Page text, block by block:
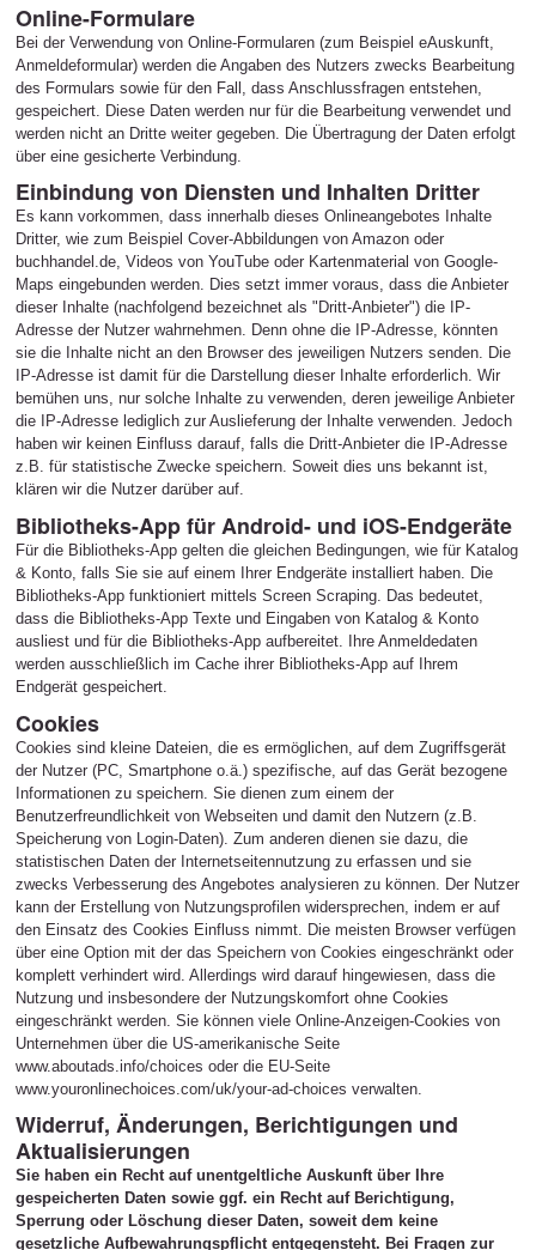
Online-Formulare
Bei der Verwendung von Online-Formularen (zum Beispiel eAuskunft,
Anmeldeformular) werden die Angaben des Nutzers zwecks Bearbeitung
des Formulars sowie für den Fall, dass Anschlussfragen entstehen,
gespeichert. Diese Daten werden nur für die Bearbeitung verwendet und
werden nicht an Dritte weiter gegeben. Die Übertragung der Daten erfolgt
über eine gesicherte Verbindung.
Einbindung von Diensten und Inhalten Dritter
Es kann vorkommen, dass innerhalb dieses Onlineangebotes Inhalte
Dritter, wie zum Beispiel Cover-Abbildungen von Amazon oder
buchhandel.de, Videos von YouTube oder Kartenmaterial von Google-
Maps eingebunden werden. Dies setzt immer voraus, dass die Anbieter
dieser Inhalte (nachfolgend bezeichnet als "Dritt-Anbieter") die IP-
Adresse der Nutzer wahrnehmen. Denn ohne die IP-Adresse, könnten
sie die Inhalte nicht an den Browser des jeweiligen Nutzers senden. Die
IP-Adresse ist damit für die Darstellung dieser Inhalte erforderlich. Wir
bemühen uns, nur solche Inhalte zu verwenden, deren jeweilige Anbieter
die IP-Adresse lediglich zur Auslieferung der Inhalte verwenden. Jedoch
haben wir keinen Einfluss darauf, falls die Dritt-Anbieter die IP-Adresse
z.B. für statistische Zwecke speichern. Soweit dies uns bekannt ist,
klären wir die Nutzer darüber auf.
Bibliotheks-App für Android- und iOS-Endgeräte
Für die Bibliotheks-App gelten die gleichen Bedingungen, wie für Katalog
& Konto, falls Sie sie auf einem Ihrer Endgeräte installiert haben. Die
Bibliotheks-App funktioniert mittels Screen Scraping. Das bedeutet,
dass die Bibliotheks-App Texte und Eingaben von Katalog & Konto
ausliest und für die Bibliotheks-App aufbereitet. Ihre Anmeldedaten
werden ausschließlich im Cache ihrer Bibliotheks-App auf Ihrem
Endgerät gespeichert.
Cookies
Cookies sind kleine Dateien, die es ermöglichen, auf dem Zugriffsgerät
der Nutzer (PC, Smartphone o.ä.) spezifische, auf das Gerät bezogene
Informationen zu speichern. Sie dienen zum einem der
Benutzerfreundlichkeit von Webseiten und damit den Nutzern (z.B.
Speicherung von Login-Daten). Zum anderen dienen sie dazu, die
statistischen Daten der Internetseitennutzung zu erfassen und sie
zwecks Verbesserung des Angebotes analysieren zu können. Der Nutzer
kann der Erstellung von Nutzungsprofilen widersprechen, indem er auf
den Einsatz des Cookies Einfluss nimmt. Die meisten Browser verfügen
über eine Option mit der das Speichern von Cookies eingeschränkt oder
komplett verhindert wird. Allerdings wird darauf hingewiesen, dass die
Nutzung und insbesondere der Nutzungskomfort ohne Cookies
eingeschränkt werden. Sie können viele Online-Anzeigen-Cookies von
Unternehmen über die US-amerikanische Seite
www.aboutads.info/choices oder die EU-Seite
www.youronlinechoices.com/uk/your-ad-choices verwalten.
Widerruf, Änderungen, Berichtigungen und
Aktualisierungen
Sie haben ein Recht auf unentgeltliche Auskunft über Ihre
gespeicherten Daten sowie ggf. ein Recht auf Berichtigung,
Sperrung oder Löschung dieser Daten, soweit dem keine
gesetzliche Aufbewahrungspflicht entgegensteht. Bei Fragen zur